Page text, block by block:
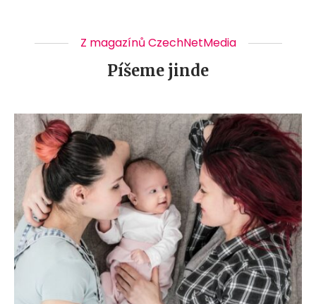
Z magazínů CzechNetMedia
Píšeme jinde